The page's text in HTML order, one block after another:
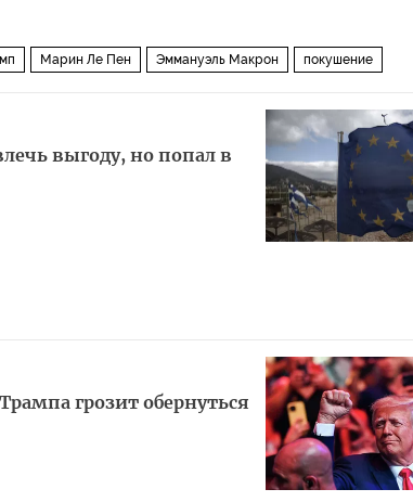
Марин Ле Пен Эммануэль Макрон покушение
выгоду, но попал в
грозит обернуться